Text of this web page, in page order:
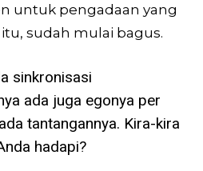
untuk pengadaan yang
sudah mulai bagus.
sinkronisasi
ada juga egonya per
tantangannya. Kira-kira
hadapi?